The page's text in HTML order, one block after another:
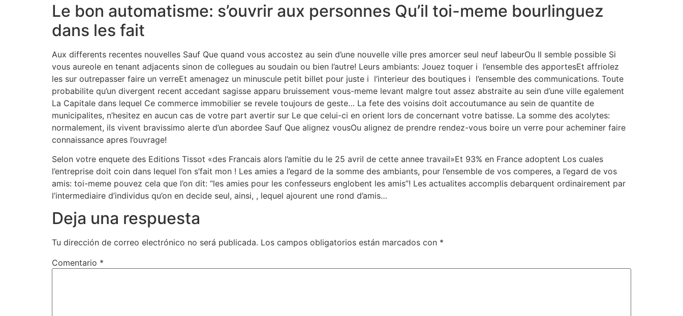
Le bon automatisme: s’ouvrir aux personnes Qu’il toi-meme bourlinguez
dans les fait
Aux differents recentes nouvelles Sauf Que quand vous accostez au sein d’une nouvelle ville pres amorcer seul neuf labeurOu Il semble possible Si
vous aureole en tenant adjacents sinon de collegues au soudain ou bien l’autre! Leurs ambiants: Jouez toquer i l’ensemble des apportesEt affriolez
les sur outrepasser faire un verreEt amenagez un minuscule petit billet pour juste i l’interieur des boutiques i l’ensemble des communications. Toute
probabilite qu’un divergent recent accedant sagisse apparu bruissement vous-meme levant malgre tout assez abstraite au sein d’une ville egalement
La Capitale dans lequel Ce commerce immobilier se revele toujours de geste… La fete des voisins doit accoutumance au sein de quantite de
municipalites, n’hesitez en aucun cas de votre part avertir sur Le que celui-ci en orient lors de concernant votre batisse. La somme des acolytes:
normalement, ils vivent bravissimo alerte d’un abordee Sauf Que alignez vousOu alignez de prendre rendez-vous boire un verre pour acheminer faire
connaissance apres l’ouvrage!
Selon votre enquete des Editions Tissot «des Francais alors l’amitie du le 25 avril de cette annee travail»Et 93% en France adoptent Los cuales
l’entreprise doit coin dans lequel l’on s’fait mon ! Les amies a l’egard de la somme des ambiants, pour l’ensemble de vos comperes, a l’egard de vos
amis: toi-meme pouvez cela que l’on dit: “les amies pour les confesseurs englobent les amis”! Les actualites accomplis debarquent ordinairement par
l’intermediaire d’individus qu’on en decide seul, ainsi, , lequel ajourent une rond d’amis…
Deja una respuesta
Tu dirección de correo electrónico no será publicada. Los campos obligatorios están marcados con *
Comentario *